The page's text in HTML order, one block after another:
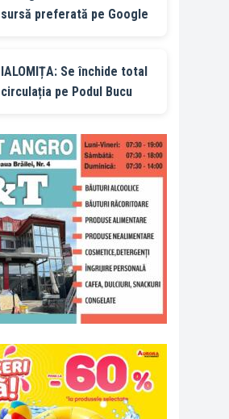
sursă preferată pe Google
IALOMIȚA: Se închide total
circulația pe Podul Bucu